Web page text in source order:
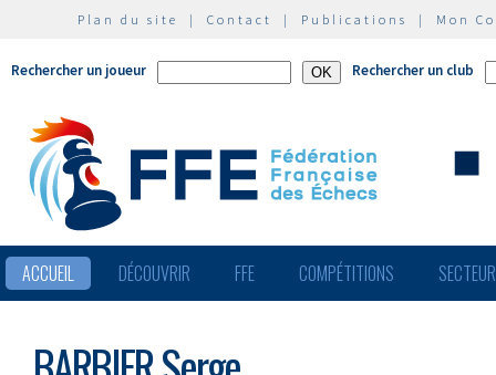
Plan du site | Contact | Publications | Mon
Rechercher un joueur Rechercher un club
ACCUEIL DÉCOUVRIR FFE COMPÉTITIONS